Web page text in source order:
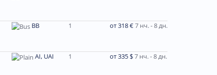
BB 1 от 318 €7 нч. - 8 дн.
AI, UAI 1 от 335 $7 нч. - 8 дн.